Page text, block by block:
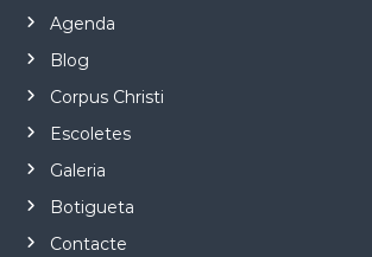
Agenda
Blog
Corpus Christi
Escoletes
Galeria
Botigueta
Contacte